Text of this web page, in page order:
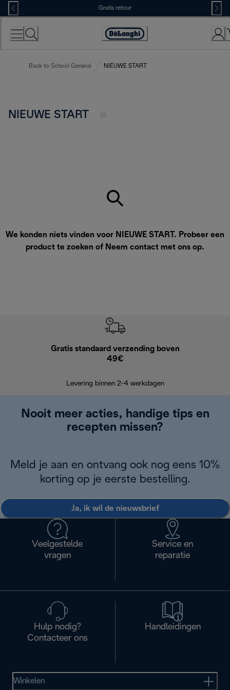
Skip
to
Content
Gratis retour
Accessibility
Back to School General NIEUWE START
NIEUWE START
We konden niets vinden voor NIEUWE START. Probeer een
product te zoeken of Neem contact met ons op.
Gratis standaard verzending boven
49€
Levering binnen 2-4 werkdagen
Nooit meer acties, handige tips en
recepten missen?
Meld je aan en ontvang ook nog eens 10%
korting op je eerste bestelling.
Ja, ik wil de nieuwsbrief
Veelgestelde
vragen
Service en
reparatie
Hulp nodig?
Contacteer ons
Handleidingen
Winkelen